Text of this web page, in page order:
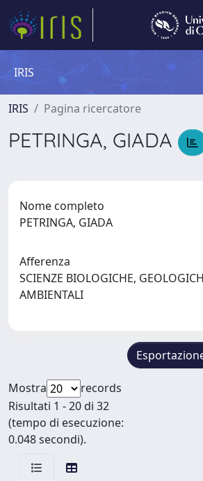
IRIS
IRIS Pagina ricercatore
PETRINGA, GIADA
Nome completo
PETRINGA, GIADA
Afferenza
SCIENZE BIOLOGICHE,
AMBIENTALI
Mostra
records
Risultati 1 - 20 di 32
(tempo di esecuzione:
0.048 secondi).